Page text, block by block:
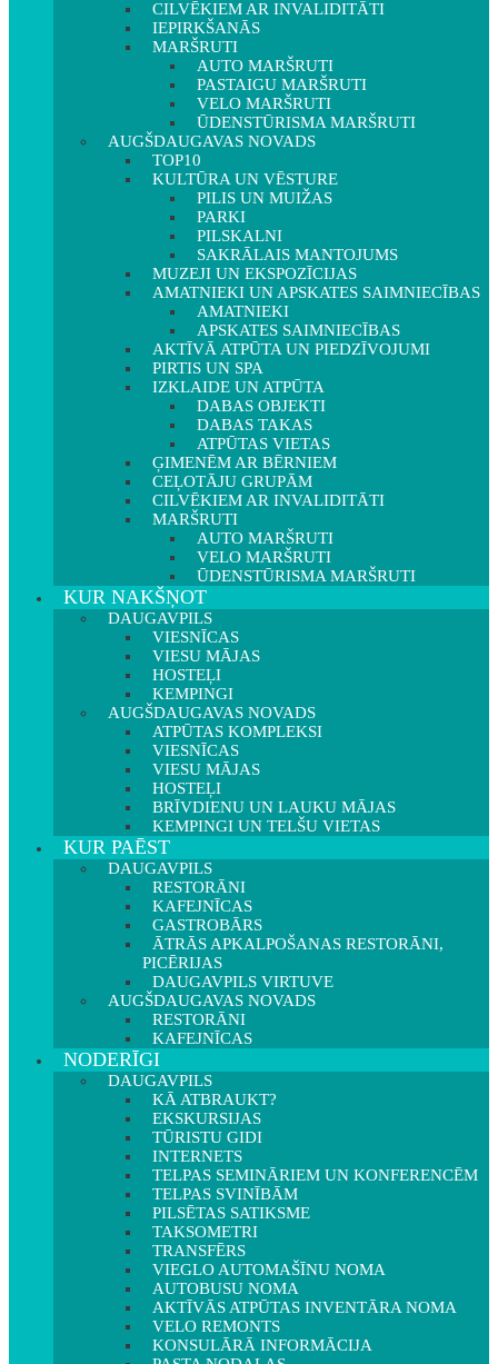
CILVĒKIEM AR INVALIDITĀTI
IEPIRKŠANĀS
MARŠRUTI
AUTO MARŠRUTI
PASTAIGU MARŠRUTI
VELO MARŠRUTI
ŪDENSTŪRISMA MARŠRUTI
AUGŠDAUGAVAS NOVADS
TOP10
KULTŪRA UN VĒSTURE
PILIS UN MUIŽAS
PARKI
PILSKALNI
SAKRĀLAIS MANTOJUMS
MUZEJI UN EKSPOZĪCIJAS
AMATNIEKI UN APSKATES SAIMNIECĪBAS
AMATNIEKI
APSKATES SAIMNIECĪBAS
AKTĪVĀ ATPŪTA UN PIEDZĪVOJUMI
PIRTIS UN SPA
IZKLAIDE UN ATPŪTA
DABAS OBJEKTI
DABAS TAKAS
ATPŪTAS VIETAS
ĢIMENĒM AR BĒRNIEM
CEĻOTĀJU GRUPĀM
CILVĒKIEM AR INVALIDITĀTI
MARŠRUTI
AUTO MARŠRUTI
VELO MARŠRUTI
ŪDENSTŪRISMA MARŠRUTI
KUR NAKŠŅOT
DAUGAVPILS
VIESNĪCAS
VIESU MĀJAS
HOSTEĻI
KEMPINGI
AUGŠDAUGAVAS NOVADS
ATPŪTAS KOMPLEKSI
VIESNĪCAS
VIESU MĀJAS
HOSTEĻI
BRĪVDIENU UN LAUKU MĀJAS
KEMPINGI UN TELŠU VIETAS
KUR PAĒST
DAUGAVPILS
RESTORĀNI
KAFEJNĪCAS
GASTROBĀRS
ĀTRĀS APKALPOŠANAS RESTORĀNI,
PICĒRIJAS
DAUGAVPILS VIRTUVE
AUGŠDAUGAVAS NOVADS
RESTORĀNI
KAFEJNĪCAS
NODERĪGI
DAUGAVPILS
KĀ ATBRAUKT?
EKSKURSIJAS
TŪRISTU GIDI
INTERNETS
TELPAS SEMINĀRIEM UN KONFERENCĒM
TELPAS SVINĪBĀM
PILSĒTAS SATIKSME
TAKSOMETRI
TRANSFĒRS
VIEGLO AUTOMAŠĪNU NOMA
AUTOBUSU NOMA
AKTĪVĀS ATPŪTAS INVENTĀRA NOMA
VELO REMONTS
KONSULĀRĀ INFORMĀCIJA